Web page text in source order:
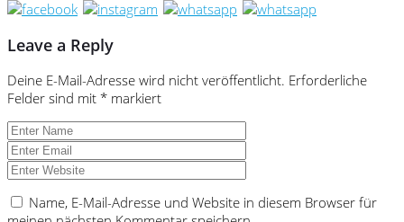
Leave a Reply
Deine E-Mail-Adresse wird nicht veröffentlicht. Erforderliche
Felder sind mit * markiert
Name, E-Mail-Adresse und Website in diesem Browser für